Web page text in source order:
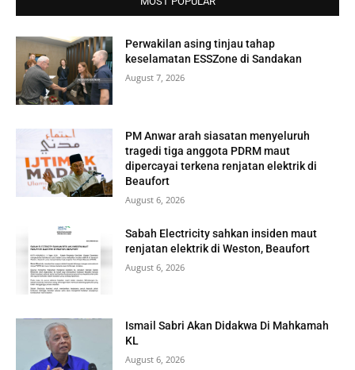
Perwakilan asing tinjau tahap
keselamatan ESSZone di Sandakan
August 7, 2026
PM Anwar arah siasatan menyeluruh
tragedi tiga anggota PDRM maut
dipercayai terkena renjatan elektrik di
Beaufort
August 6, 2026
Sabah Electricity sahkan insiden maut
renjatan elektrik di Weston, Beaufort
August 6, 2026
Ismail Sabri Akan Didakwa Di Mahkamah
KL
August 6, 2026